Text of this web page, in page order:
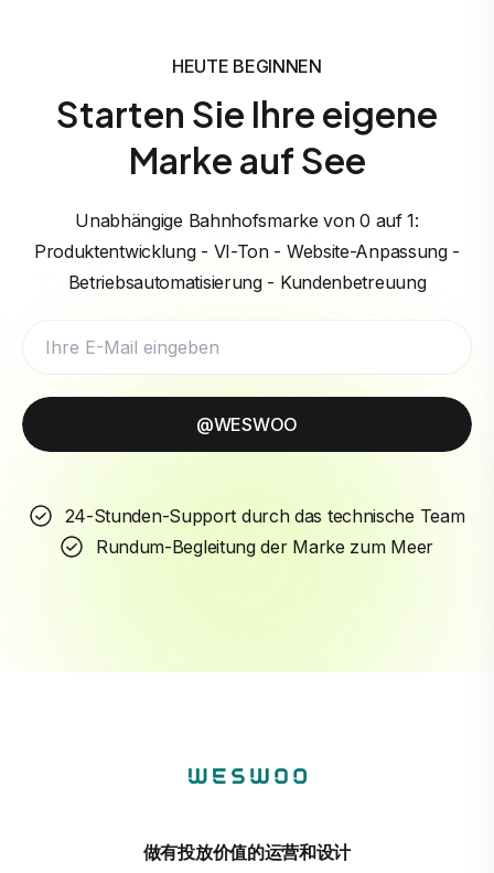
HEUTE BEGINNEN
Starten Sie Ihre eigene
Marke auf See
Unabhängige Bahnhofsmarke von 0 auf 1:
Produktentwicklung - VI-Ton - Website-Anpassung -
Betriebsautomatisierung - Kundenbetreuung
@WESWOO
24-Stunden-Support durch das technische Team
Rundum-Begleitung der Marke zum Meer
做有投放价值的运营和设计